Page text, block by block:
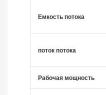
Емкость потока
поток потока
Рабочая мощность